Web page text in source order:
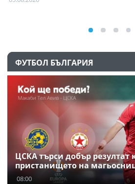
ФУТБОЛ БЪЛГАРИЯ
ЦСКА търси добър резултат
пристанището на
08:00